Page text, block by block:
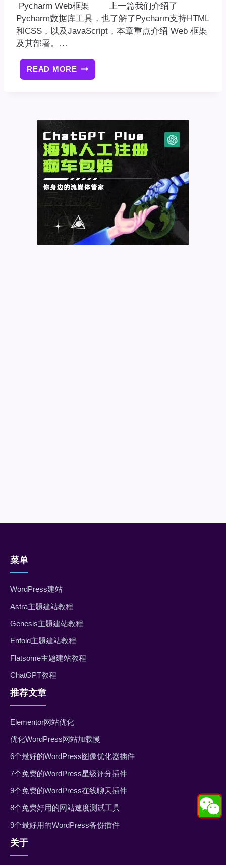
Pycharm Web框架 上一篇我们介绍了
Pycharm数据库工具，也了解了Pycharm支持HTML
和CSS，以及JavaScript，本章重点介绍 Web 框架
及其部署。…
READ MORE PYCHARM
WEB
菜单
WordPress建站
Astra主题建站教程
Genesis主题建站教程
Enfold主题建站教程
Flatsome主题建站教程
ChatGPT教程
推荐文章
Elementor网站优化
优化WordPress网站加载慢
6个最好的WordPress图像优化器插件
7个免费的WordPress星级评分插件
9个免费的WordPress在线聊天插件
8个免费好用的网站速度测试工具
9个最好用的WordPress备份插件
关于